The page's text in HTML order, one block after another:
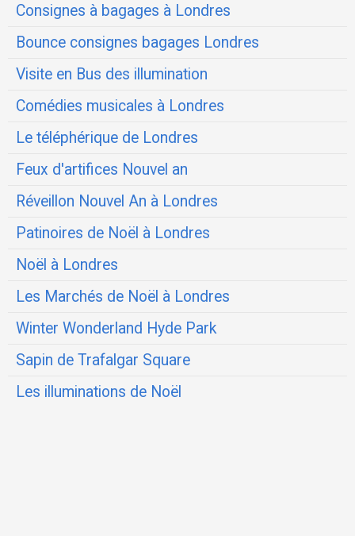
Consignes à bagages à Londres
Bounce consignes bagages Londres
Visite en Bus des illumination
Comédies musicales à Londres
Le téléphérique de Londres
Feux d'artifices Nouvel an
Réveillon Nouvel An à Londres
Patinoires de Noël à Londres
Noël à Londres
Les Marchés de Noël à Londres
Winter Wonderland Hyde Park
Sapin de Trafalgar Square
Les illuminations de Noël